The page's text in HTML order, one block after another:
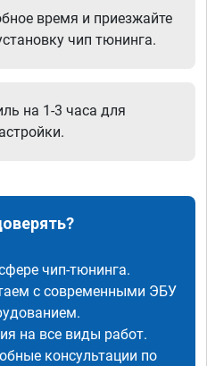
время и приезжайте
чип тюнинга.
на 1-3 часа для
чип-тюнинга.
с современными ЭБУ
на все виды работ.
консультации по